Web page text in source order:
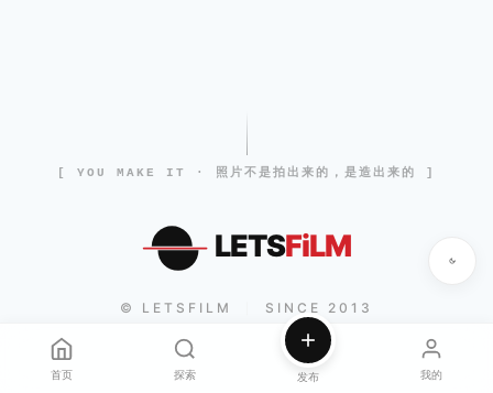
[ YOU MAKE IT · 照片不是拍出来的，是造出来的 ]
LETSFiLM
© LETSFILM SINCE 2013
首页 探索 发布 我的